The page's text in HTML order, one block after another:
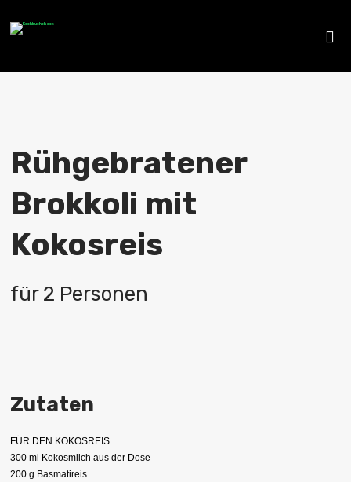
Rühgebratener
Brokkoli mit
Kokosreis
für 2 Personen
Zutaten
FÜR DEN KOKOSREIS
300 ml Kokosmilch aus der Dose
200 g Basmatireis